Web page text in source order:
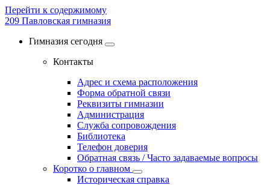
Перейти к содержимому
209 Павловская гимназия
Гимназия сегодня
Контакты
Адрес и схема расположения
Форма обратной связи
Реквизиты гимназии
Администрация
Служба сопровождения
Библиотека
Телефон доверия
Обратная связь / Часто задаваемые вопросы
Коротко о главном
Историческая справка